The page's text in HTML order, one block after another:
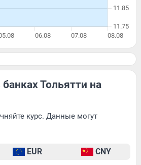
Тольятти на
курс. Данные могут
EUR CNY